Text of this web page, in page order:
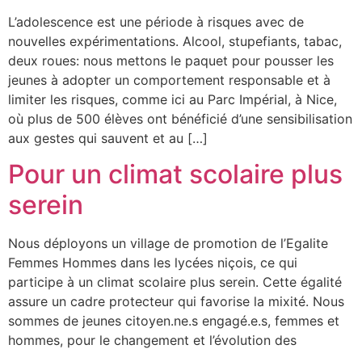
L’adolescence est une période à risques avec de
nouvelles expérimentations. Alcool, stupefiants, tabac,
deux roues: nous mettons le paquet pour pousser les
jeunes à adopter un comportement responsable et à
limiter les risques, comme ici au Parc Impérial, à Nice,
où plus de 500 élèves ont bénéficié d’une sensibilisation
aux gestes qui sauvent et au […]
Pour un climat scolaire plus
serein
Nous déployons un village de promotion de l’Egalite
Femmes Hommes dans les lycées niçois, ce qui
participe à un climat scolaire plus serein. Cette égalité
assure un cadre protecteur qui favorise la mixité. Nous
sommes de jeunes citoyen.ne.s engagé.e.s, femmes et
hommes, pour le changement et l’évolution des